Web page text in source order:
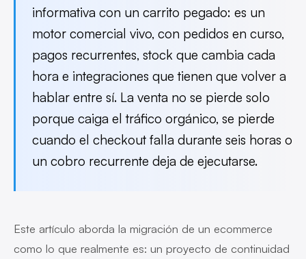
informativa con un carrito pegado: es un
motor comercial vivo, con pedidos en curso,
pagos recurrentes, stock que cambia cada
hora e integraciones que tienen que volver a
hablar entre sí. La venta no se pierde solo
porque caiga el tráfico orgánico, se pierde
cuando el checkout falla durante seis horas o
un cobro recurrente deja de ejecutarse.
Este artículo aborda la migración de un ecommerce
como lo que realmente es: un proyecto de continuidad